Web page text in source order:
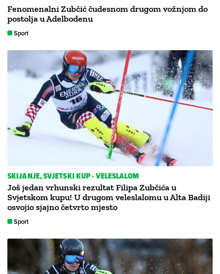
Fenomenalni Zubčić čudesnom drugom vožnjom do
postolja u Adelbodenu
Sport
SKIJANJE, SVJETSKI KUP - VELESLALOM
Još jedan vrhunski rezultat Filipa Zubčića u
Svjetskom kupu! U drugom veleslalomu u Alta Badiji
osvojio sjajno četvrto mjesto
Sport